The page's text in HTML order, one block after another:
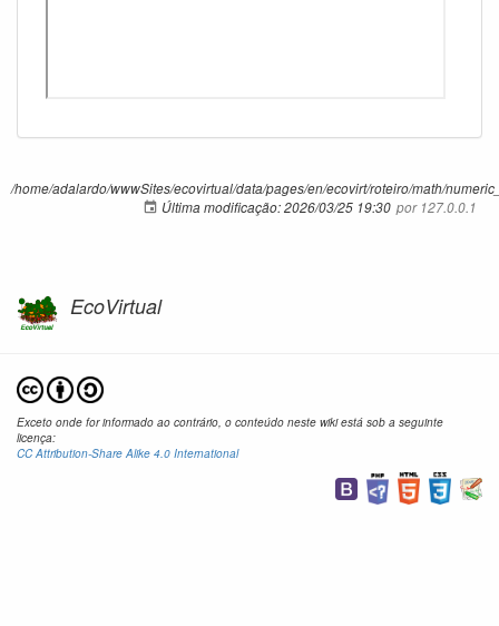
/home/adalardo/wwwSites/ecovirtual/data/pages/en/ecovirt/roteiro/math/
Última modificação:2026/03/25 19:30 por 127.0.0.1
EcoVirtual
Exceto onde for informado ao contrário, o conteúdo neste wiki está sob a seguinte
licença:
CC Attribution-Share Alike 4.0 International